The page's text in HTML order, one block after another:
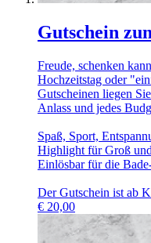
Gutschein
Freude, schenken
Hochzeitstag oder
Gutscheinen liegen
Anlass und jedes
Spaß, Sport,
Highlight für Groß
Einlösbar für die
Der Gutschein ist ab
€ 20,00